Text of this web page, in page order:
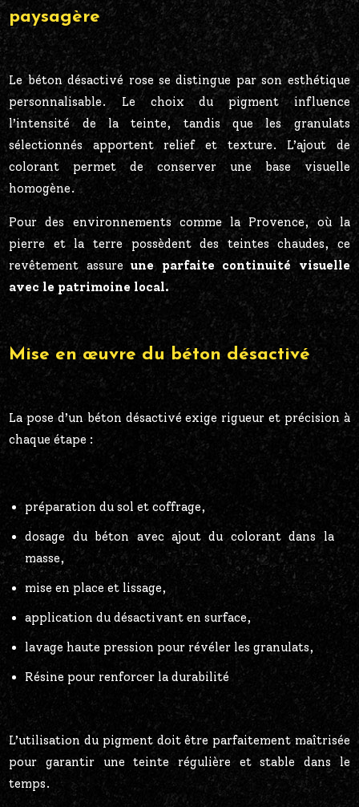
paysagère
Le béton désactivé rose se distingue par son esthétique
personnalisable. Le choix du pigment influence
l’intensité de la teinte, tandis que les granulats
sélectionnés apportent relief et texture. L’ajout de
colorant permet de conserver une base visuelle
homogène.
Pour des environnements comme la Provence, où la
pierre et la terre possèdent des teintes chaudes, ce
revêtement assureune parfaite continuité visuelle
avec le patrimoine local.
Mise en œuvre du béton désactivé
La pose d’un béton désactivé exige rigueur et précision à
chaque étape :
préparation du sol et coffrage,
dosage du béton avec ajout du colorant dans la
masse,
mise en place et lissage,
application du désactivant en surface,
lavage haute pression pour révéler les granulats,
Résine pour renforcer la durabilité
L’utilisation du pigment doit être parfaitement maîtrisée
pour garantir une teinte régulière et stable dans le
temps.